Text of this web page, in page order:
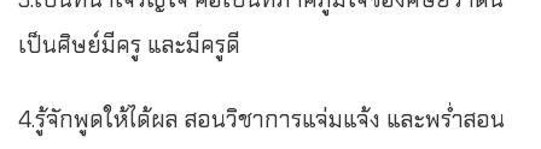
เป็นศิษย์มีครู และมีครูดี
4.รู้จักพูดให้ได้ผล สอนวิชาการแจ่มแจ้ง และพร่ำสอน